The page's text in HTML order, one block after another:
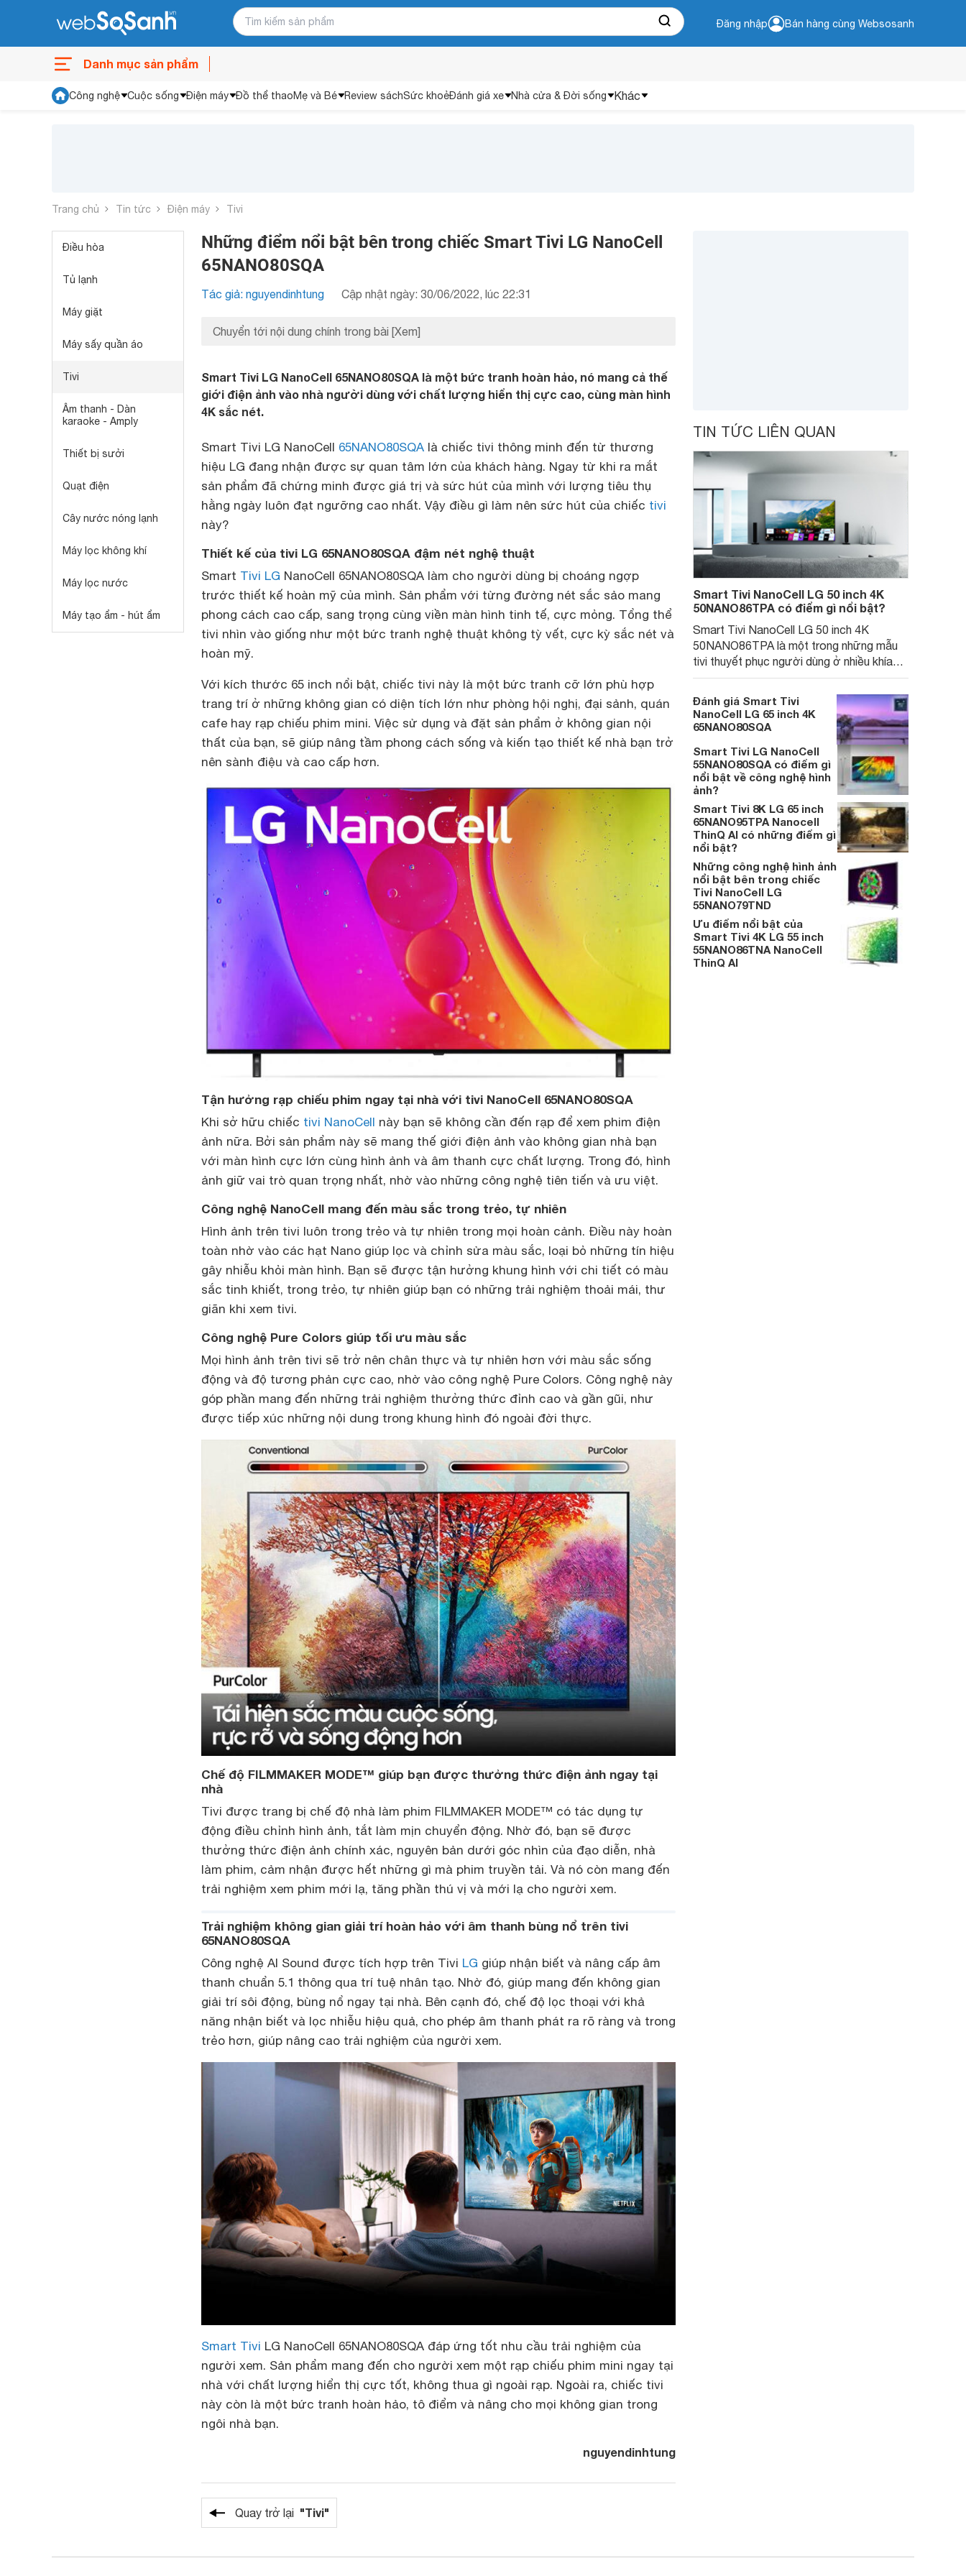
Đăng nhập Bán hàng cùng Websosanh
Danh mục sản phẩm
Công nghệ Cuộc sống Điện máy Đồ thể thaoMẹ và Bé Review sáchSức khoẻĐánh giá xe Nhà cửa & Đời sống Khác
Trang chủ Tin tức Điện máy Tivi
Điều hòa
Tủ lạnh
Máy giặt
Máy sấy quần áo
Tivi
Âm thanh - Dàn
karaoke - Amply
Thiết bị sưởi
Quạt điện
Cây nước nóng lạnh
Máy lọc không khí
Máy lọc nước
Máy tạo ẩm - hút ẩm
Những điểm nổi bật bên trong chiếc Smart Tivi LG NanoCell
65NANO80SQA
Tác giả: nguyendinhtung Cập nhật ngày: 30/06/2022, lúc 22:31
Chuyển tới nội dung chính trong bài [Xem]
Smart Tivi LG NanoCell 65NANO80SQA là một bức tranh hoàn hảo, nó mang cả thế
giới điện ảnh vào nhà người dùng với chất lượng hiển thị cực cao, cùng màn hình
4K sắc nét.
Smart Tivi LG NanoCell 65NANO80SQA là chiếc tivi thông minh đến từ thương
hiệu LG đang nhận được sự quan tâm lớn của khách hàng. Ngay từ khi ra mắt
sản phẩm đã chứng minh được giá trị và sức hút của mình với lượng tiêu thụ
hằng ngày luôn đạt ngưỡng cao nhất. Vậy điều gì làm nên sức hút của chiếc tivi
này?
Thiết kế của tivi LG 65NANO80SQA đậm nét nghệ thuật
Smart Tivi LG NanoCell 65NANO80SQA làm cho người dùng bị choáng ngợp
trước thiết kế hoàn mỹ của mình. Sản phẩm với từng đường nét sắc sảo mang
phong cách cao cấp, sang trọng cùng viền màn hình tinh tế, cực mỏng. Tổng thể
tivi nhìn vào giống như một bức tranh nghệ thuật không tỳ vết, cực kỳ sắc nét và
hoàn mỹ.
Với kích thước 65 inch nổi bật, chiếc tivi này là một bức tranh cỡ lớn phù hợp
trang trí ở những không gian có diện tích lớn như phòng hội nghị, đại sảnh, quán
cafe hay rạp chiếu phim mini. Việc sử dụng và đặt sản phẩm ở không gian nội
thất của bạn, sẽ giúp nâng tầm phong cách sống và kiến tạo thiết kế nhà bạn trở
nên sành điệu và cao cấp hơn.
Tận hưởng rạp chiếu phim ngay tại nhà với tivi NanoCell 65NANO80SQA
Khi sở hữu chiếc tivi NanoCell này bạn sẽ không cần đến rạp để xem phim điện
ảnh nữa. Bởi sản phẩm này sẽ mang thế giới điện ảnh vào không gian nhà bạn
với màn hình cực lớn cùng hình ảnh và âm thanh cực chất lượng. Trong đó, hình
ảnh giữ vai trò quan trọng nhất, nhờ vào những công nghệ tiên tiến và ưu việt.
Công nghệ NanoCell mang đến màu sắc trong trẻo, tự nhiên
Hình ảnh trên tivi luôn trong trẻo và tự nhiên trong mọi hoàn cảnh. Điều này hoàn
toàn nhờ vào các hạt Nano giúp lọc và chỉnh sửa màu sắc, loại bỏ những tín hiệu
gây nhiễu khỏi màn hình. Bạn sẽ được tận hưởng khung hình với chi tiết có màu
sắc tinh khiết, trong trẻo, tự nhiên giúp bạn có những trải nghiệm thoải mái, thư
giãn khi xem tivi.
Công nghệ Pure Colors giúp tối ưu màu sắc
Mọi hình ảnh trên tivi sẽ trở nên chân thực và tự nhiên hơn với màu sắc sống
động và độ tương phản cực cao, nhờ vào công nghệ Pure Colors. Công nghệ này
góp phần mang đến những trải nghiệm thưởng thức đỉnh cao và gần gũi, như
được tiếp xúc những nội dung trong khung hình đó ngoài đời thực.
Chế độ FILMMAKER MODE™ giúp bạn được thưởng thức điện ảnh ngay tại
nhà
Tivi được trang bị chế độ nhà làm phim FILMMAKER MODE™ có tác dụng tự
động điều chỉnh hình ảnh, tắt làm mịn chuyển động. Nhờ đó, bạn sẽ được
thưởng thức điện ảnh chính xác, nguyên bản dưới góc nhìn của đạo diễn, nhà
làm phim, cảm nhận được hết những gì mà phim truyền tải. Và nó còn mang đến
trải nghiệm xem phim mới lạ, tăng phần thú vị và mới lạ cho người xem.
Trải nghiệm không gian giải trí hoàn hảo với âm thanh bùng nổ trên tivi
65NANO80SQA
Công nghệ AI Sound được tích hợp trên Tivi LG giúp nhận biết và nâng cấp âm
thanh chuẩn 5.1 thông qua trí tuệ nhân tạo. Nhờ đó, giúp mang đến không gian
giải trí sôi động, bùng nổ ngay tại nhà. Bên cạnh đó, chế độ lọc thoại với khả
năng nhận biết và lọc nhiễu hiệu quả, cho phép âm thanh phát ra rõ ràng và trong
trẻo hơn, giúp nâng cao trải nghiệm của người xem.
Smart Tivi LG NanoCell 65NANO80SQA đáp ứng tốt nhu cầu trải nghiệm của
người xem. Sản phẩm mang đến cho người xem một rạp chiếu phim mini ngay tại
nhà với chất lượng hiển thị cực tốt, không thua gì ngoài rạp. Ngoài ra, chiếc tivi
này còn là một bức tranh hoàn hảo, tô điểm và nâng cho mọi không gian trong
ngôi nhà bạn.
nguyendinhtung
Quay trở lại "Tivi"
TIN TỨC LIÊN QUAN
Smart Tivi NanoCell LG 50 inch 4K
50NANO86TPA có điểm gì nổi bật?
Smart Tivi NanoCell LG 50 inch 4K
50NANO86TPA là một trong những mẫu
tivi thuyết phục người dùng ở nhiều khía
cạnh, từ giá bán cho tới chất lượng hiển
thị, âm thanh, trải nghiệm sử dụng đều rất
đáng đồng tiền bát gạo.
Đánh giá Smart Tivi
NanoCell LG 65 inch 4K
65NANO80SQA
Smart Tivi LG NanoCell
55NANO80SQA có điểm gì
nổi bật về công nghệ hình
ảnh?
Smart Tivi 8K LG 65 inch
65NANO95TPA Nanocell
ThinQ AI có những điểm gì
nổi bật?
Những công nghệ hình ảnh
nổi bật bên trong chiếc
Tivi NanoCell LG
55NANO79TND
Ưu điểm nổi bật của
Smart Tivi 4K LG 55 inch
55NANO86TNA NanoCell
ThinQ AI